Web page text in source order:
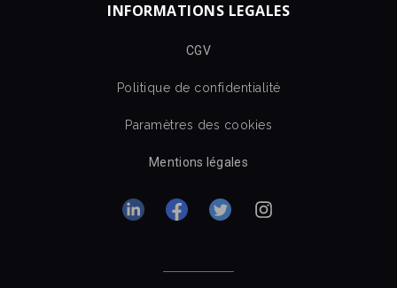
INFORMATIONS LEGALES
CGV
Politique de confidentialité
Paramètres des cookies
Mentions légales